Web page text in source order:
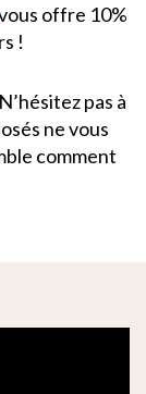
offre 10%
!
pas à
ne vous
comment